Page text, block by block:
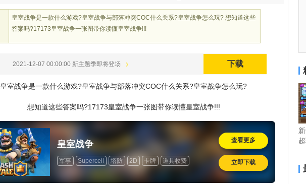
皇室战争是一款什么游戏?皇室战争与部落冲突COC什么关系?皇室战争怎么玩? 想知道这些
答案吗?17173皇室战争一张图带你读懂皇室战争!!!
2021-12-07 00:00:00 新主题季即将登场 下载
皇室战争是一款什么游戏?皇室战争与部落冲突COC什么关系?皇室战争怎么玩?
想知道这些答案吗?17173皇室战争一张图带你读懂皇室战争!!!
皇室战争
军事 Supercell 塔防 2D 卡牌 道具收费
查看更多
立即下载